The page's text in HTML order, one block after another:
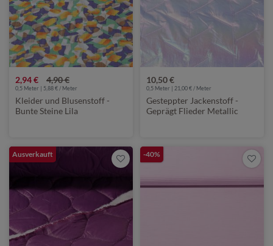
2,94 € 4,90 €
0,5 Meter | 5,88 € / Meter
Kleider und Blusenstoff -
Bunte Steine Lila
10,50 €
0,5 Meter | 21,00 € / Meter
Gesteppter Jackenstoff -
Geprägt Flieder Metallic
Ausverkauft -40%